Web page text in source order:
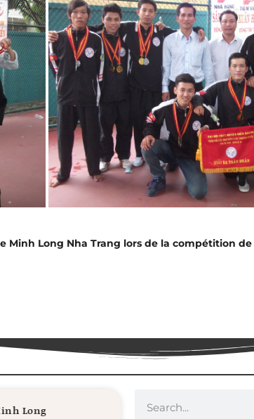
Minh Long Nha Trang lors de la compétition de
Long